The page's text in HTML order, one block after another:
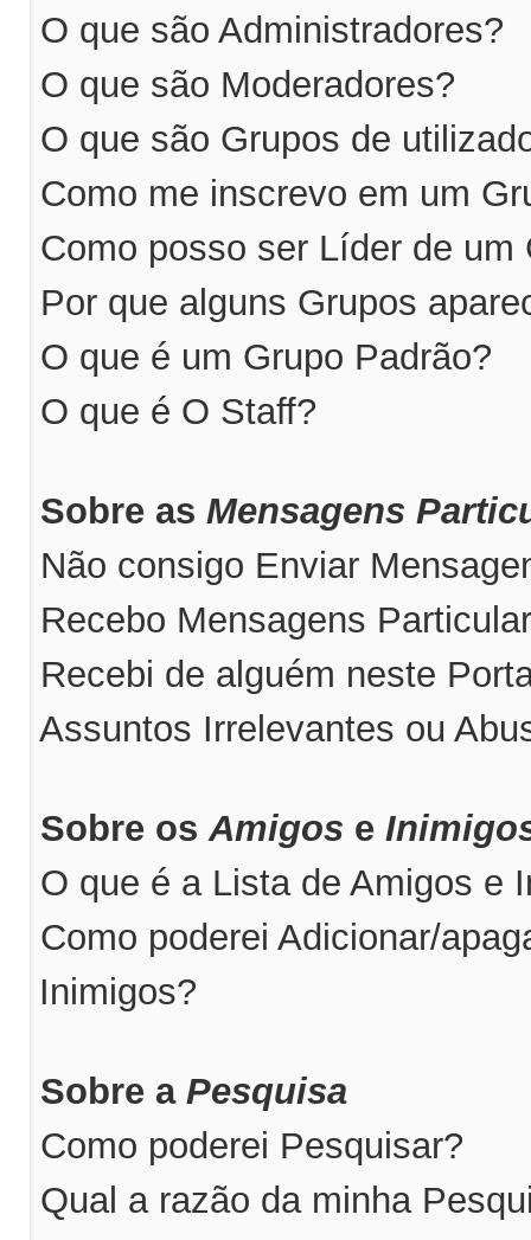
O que são Administradores?
O que são Moderadores?
O que são Grupos de
Como me inscrevo em um
Como posso ser Líder de um
Por que alguns Grupos
O que é um Grupo Padrão?
O que é O Staff?
Sobre as Mensagens
Não consigo Enviar
Recebo Mensagens
Recebi de alguém neste
Assuntos Irrelevantes ou
Sobre osAmigos e
O que é a Lista de Amigos e
Como poderei Adicionar/
Inimigos?
Sobre a Pesquisa
Como poderei Pesquisar?
Qual a razão da minha